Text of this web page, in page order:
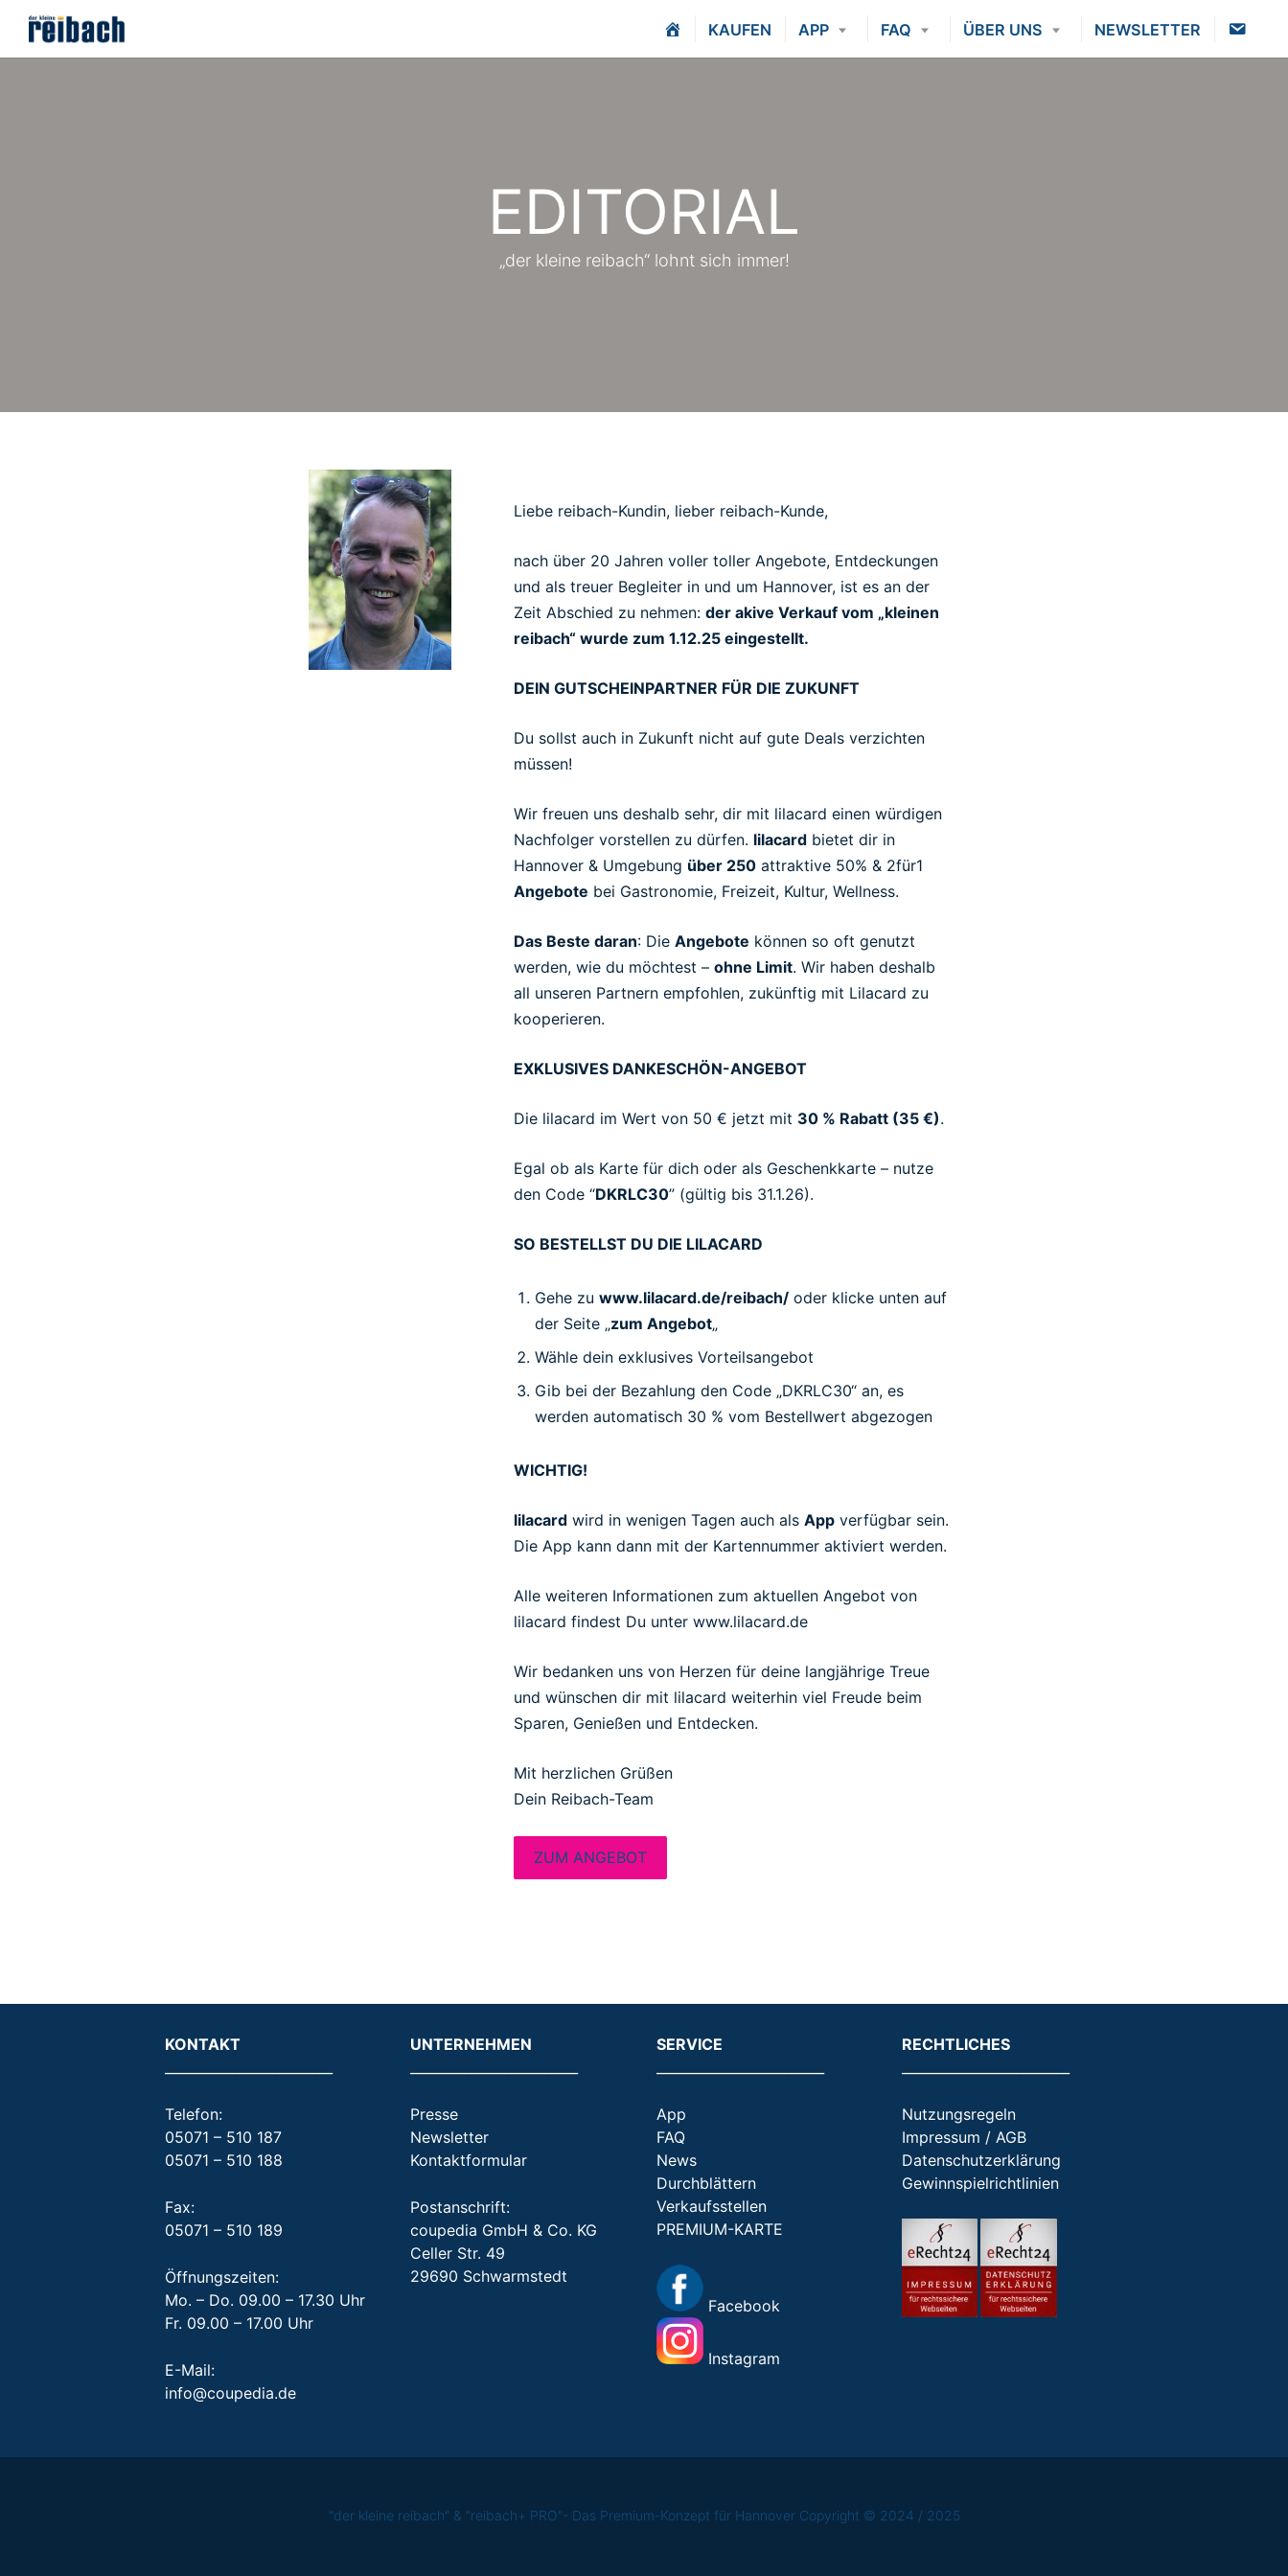
KAUFEN APP FAQ ÜBER UNS NEWSLETTER
K
EDITORIAL
„der kleine reibach“ lohnt sich immer!
Liebe reibach-Kundin, lieber reibach-Kunde,
nach über 20 Jahren voller toller Angebote, Entdeckungen
und als treuer Begleiter in und um Hannover, ist es an der
Zeit Abschied zu nehmen: der akive Verkauf vom „kleinen
reibach“ wurde zum 1.12.25 eingestellt.
DEIN GUTSCHEINPARTNER FÜR DIE ZUKUNFT
Du sollst auch in Zukunft nicht auf gute Deals verzichten
müssen!
Wir freuen uns deshalb sehr, dir mit lilacard einen würdigen
Nachfolger vorstellen zu dürfen. lilacardbietet dir in
Hannover & Umgebung über 250attraktive 50% & 2für1
Angebote bei Gastronomie, Freizeit, Kultur, Wellness.
Das Beste daran: Die Angebote können so oft genutzt
werden, wie du möchtest – ohne Limit. Wir haben deshalb
all unseren Partnern empfohlen, zukünftig mit Lilacard zu
kooperieren.
EXKLUSIVES DANKESCHÖN-ANGEBOT
Die lilacard im Wert von 50 € jetzt mit 30 % Rabatt (35 €).
Egal ob als Karte für dich oder als Geschenkkarte – nutze
den Code “DKRLC30” (gültig bis 31.1.26).
SO BESTELLST DU DIE LILACARD
Gehe zu www.lilacard.de/reibach/oder klicke unten auf
der Seite „zum Angebot„
Wähle dein exklusives Vorteilsangebot
Gib bei der Bezahlung den Code „DKRLC30“ an, es
werden automatisch 30 % vom Bestellwert abgezogen
WICHTIG!
lilacardwird in wenigen Tagen auch als Appverfügbar sein.
Die App kann dann mit der Kartennummer aktiviert werden.
Alle weiteren Informationen zum aktuellen Angebot von
lilacard findest Du unter www.lilacard.de
Wir bedanken uns von Herzen für deine langjährige Treue
und wünschen dir mit lilacard weiterhin viel Freude beim
Sparen, Genießen und Entdecken.
Mit herzlichen Grüßen
Dein Reibach-Team
ZUM ANGEBOT
KONTAKT
Telefon:
05071 – 510 187
05071 – 510 188
Fax:
05071 – 510 189
Öffnungszeiten:
Mo. – Do. 09.00 – 17.30 Uhr
Fr. 09.00 – 17.00 Uhr
E-Mail:
info@coupedia.de
UNTERNEHMEN
Presse
Newsletter
Kontaktformular
Postanschrift:
coupedia GmbH & Co. KG
Celler Str. 49
29690 Schwarmstedt
SERVICE
App
FAQ
News
Durchblättern
Verkaufsstellen
PREMIUM-KARTE
Facebook
Instagram
RECHTLICHES
Nutzungsregeln
Impressum / AGB
Datenschutzerklärung
Gewinnspielrichtlinien
"der kleine reibach" & "reibach+ PRO"- Das Premium-Konzept für Hannover Copyright © 2024 / 2025